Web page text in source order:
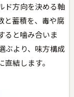
ド方向を決める軸
と蓄積を、毒や腐
ると噛み合いま
ぶより、味方構成
結します。